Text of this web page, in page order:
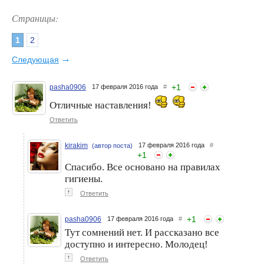
Чистим зубы и сохраняем
Что лучше для зубов: пенка
или ополаскиватель?
Косметика про запас:
Страницы:
1 2
Следующая →
pasha0906 17 февраля 2016 года # +1
Отличные наставления!
Ответить
kirakim (автор поста) 17 февраля 2016 года #
+1
Спасибо. Все основано на правилах
гигиены.
↑ Ответить
pasha0906 17 февраля 2016 года # +1
Тут сомнений нет. И рассказано все
доступно и интересно. Молодец!
↑ Ответить